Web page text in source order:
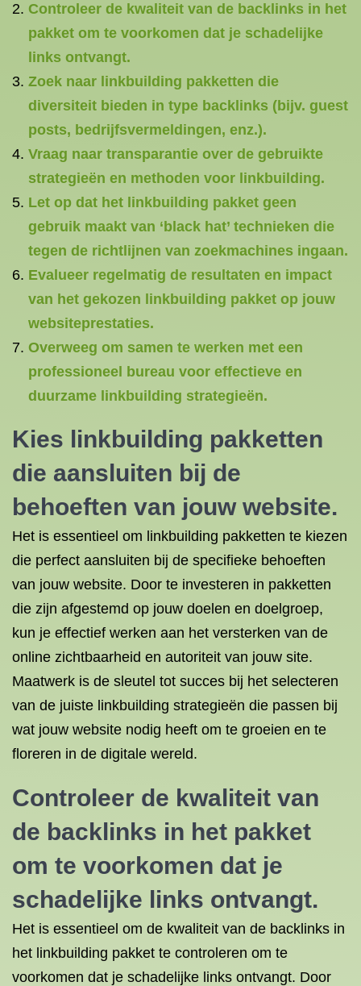
Controleer de kwaliteit van de backlinks in het
pakket om te voorkomen dat je schadelijke
links ontvangt.
Zoek naar linkbuilding pakketten die
diversiteit bieden in type backlinks (bijv. guest
posts, bedrijfsvermeldingen, enz.).
Vraag naar transparantie over de gebruikte
strategieën en methoden voor linkbuilding.
Let op dat het linkbuilding pakket geen
gebruik maakt van ‘black hat’ technieken die
tegen de richtlijnen van zoekmachines ingaan.
Evalueer regelmatig de resultaten en impact
van het gekozen linkbuilding pakket op jouw
websiteprestaties.
Overweeg om samen te werken met een
professioneel bureau voor effectieve en
duurzame linkbuilding strategieën.
Kies linkbuilding pakketten
die aansluiten bij de
behoeften van jouw website.
Het is essentieel om linkbuilding pakketten te kiezen
die perfect aansluiten bij de specifieke behoeften
van jouw website. Door te investeren in pakketten
die zijn afgestemd op jouw doelen en doelgroep,
kun je effectief werken aan het versterken van de
online zichtbaarheid en autoriteit van jouw site.
Maatwerk is de sleutel tot succes bij het selecteren
van de juiste linkbuilding strategieën die passen bij
wat jouw website nodig heeft om te groeien en te
floreren in de digitale wereld.
Controleer de kwaliteit van
de backlinks in het pakket
om te voorkomen dat je
schadelijke links ontvangt.
Het is essentieel om de kwaliteit van de backlinks in
het linkbuilding pakket te controleren om te
voorkomen dat je schadelijke links ontvangt. Door